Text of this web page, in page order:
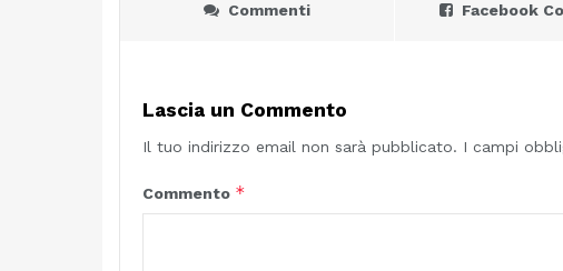
Commenti Facebook
Lascia un Commento
Il tuo indirizzo email non sarà pubblicato. I campi
Commento *